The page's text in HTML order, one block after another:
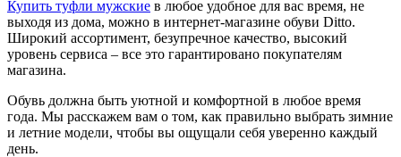
Купить туфли мужские в любое удобное для вас время, не
выходя из дома, можно в интернет-магазине обуви Ditto.
Широкий ассортимент, безупречное качество, высокий
уровень сервиса – все это гарантировано покупателям
магазина.
Обувь должна быть уютной и комфортной в любое время
года. Мы расскажем вам о том, как правильно выбрать зимние
и летние модели, чтобы вы ощущали себя уверенно каждый
день.